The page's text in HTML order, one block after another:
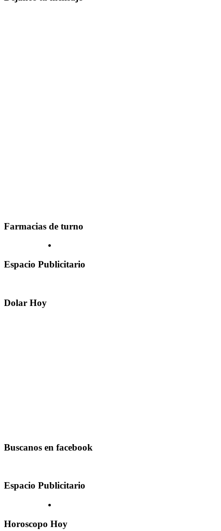
Farmacias de turno
Espacio Publicitario
Dolar Hoy
Buscanos en facebook
Espacio Publicitario
Horoscopo Hoy